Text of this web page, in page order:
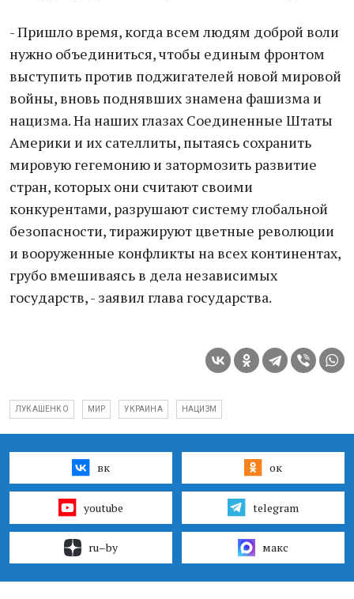
- Пришло время, когда всем людям доброй воли
нужно объединиться, чтобы единым фронтом
выступить против поджигателей новой мировой
войны, вновь поднявших знамена фашизма и
нацизма. На наших глазах Соединенные Штаты
Америки и их сателлиты, пытаясь сохранить
мировую гегемонию и затормозить развитие
стран, которых они считают своими
конкурентами, разрушают систему глобальной
безопасности, тиражируют цветные революции
и вооруженные конфликты на всех континентах,
грубо вмешиваясь в дела независимых
государств, - заявил глава государства.
ЛУКАШЕНКО МИР УКРАИНА НАЦИЗМ
вк ок
youtube telegram
ru–by макс